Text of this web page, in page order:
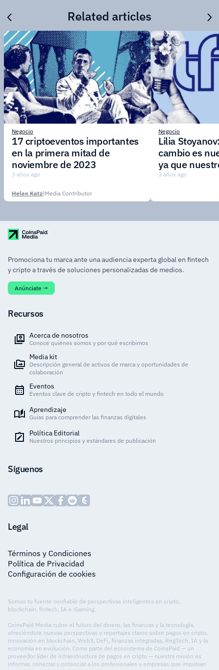
Related articles
Negocio
17 criptoeventos importantes
en la primera mitad de
noviembre de 2023
3 años ago
Helen Katz|Media Contributor
Negocio
Lilia
cambio es
ya que
adaptarse
demandas
3 años ago
Promociona tu marca ante una audiencia experta global en fintech
y cripto a través de soluciones personalizadas de medios.
Anúnciate →
Recursos
Acerca de nosotros
Conoce quiénes somos y por qué escribimos
Media kit
Descripción general de activos de marca y oportunidades de
colaboración
Eventos
Eventos clave de cripto y fintech en todo el mundo
Aprendizaje
Guías para comprender las finanzas digitales
Política Editorial
Nuestros principios y estándares de publicación
Síguenos
Legal
Términos y Condiciones
Política de Privacidad
Configuración de cookies
Somos tu fuente confiable de perspectivas inteligentes en cripto,
blockchain, fintech, IA e iGaming.
CoinsPaid Media cubre el futuro del dinero, las finanzas y la tecnología,
ofreciéndote nuevas perspectivas y reportajes claros sobre pagos en cripto,
innovación en blockchain, Web3, DeFi, finanzas integradas, RegTech, IA y la
economía en evolución. Como parte del ecosistema de CoinsPaid — un
proveedor líder de infraestructura de pagos en cripto — nuestra misión es
informar, conectar y potenciar a los profesionales y empresas que impulsan